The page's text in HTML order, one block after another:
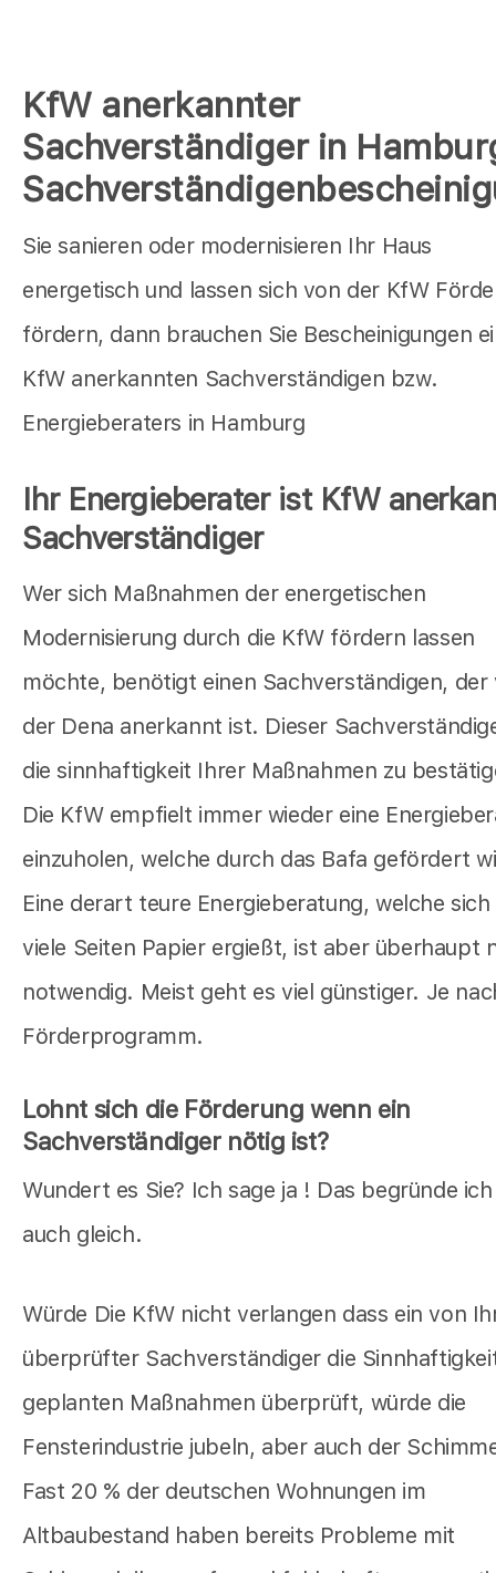
KfW anerkannter
Sachverständiger in
Sie sanieren oder modernisieren Ihr Haus
energetisch und lassen sich von der KfW
fördern, dann brauchen Sie Bescheinigungen
KfW anerkannten Sachverständigen bzw.
Energieberaters in Hamburg
Ihr Energieberater ist KfW
Sachverständiger
Wer sich Maßnahmen der energetischen
Modernisierung durch die KfW fördern lassen
möchte, benötigt einen Sachverständigen, der
der Dena anerkannt ist. Dieser
die sinnhaftigkeit Ihrer Maßnahmen zu
Die KfW empfielt immer wieder eine
einzuholen, welche durch das Bafa gefördert
Eine derart teure Energieberatung, welche
viele Seiten Papier ergießt, ist aber überhaupt
notwendig. Meist geht es viel günstiger. Je
Förderprogramm.
Lohnt sich die Förderung wenn ein
Sachverständiger nötig ist?
Wundert es Sie? Ich sage ja ! Das begründe
auch gleich.
Würde Die KfW nicht verlangen dass ein von
überprüfter Sachverständiger die
geplanten Maßnahmen überprüft, würde die
Fensterindustrie jubeln, aber auch der
Fast 20 % der deutschen Wohnungen im
Altbaubestand haben bereits Probleme mit